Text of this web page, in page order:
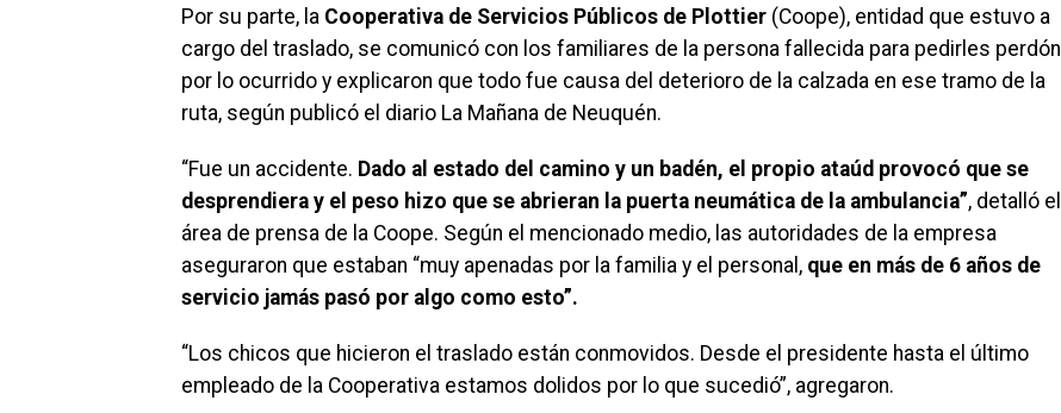
Por su parte, la Cooperativa de Servicios Públicos de Plottier (Coope), entidad que estuvo a
cargo del traslado, se comunicó con los familiares de la persona fallecida para pedirles perdón
por lo ocurrido y explicaron que todo fue causa del deterioro de la calzada en ese tramo de la
ruta, según publicó el diario La Mañana de Neuquén.
“Fue un accidente. Dado al estado del camino y un badén, el propio ataúd provocó que se
desprendiera y el peso hizo que se abrieran la puerta neumática de la ambulancia”, detalló el
área de prensa de la Coope. Según el mencionado medio, las autoridades de la empresa
aseguraron que estaban “muy apenadas por la familia y el personal, que en más de 6 años de
servicio jamás pasó por algo como esto”.
“Los chicos que hicieron el traslado están conmovidos. Desde el presidente hasta el último
empleado de la Cooperativa estamos dolidos por lo que sucedió”, agregaron.